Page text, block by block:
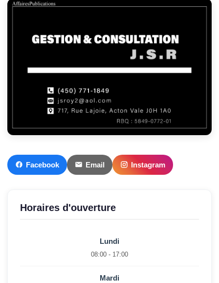
Facebook Email Instagram
Horaires d'ouverture
Lundi
08:00 - 17:00
Mardi